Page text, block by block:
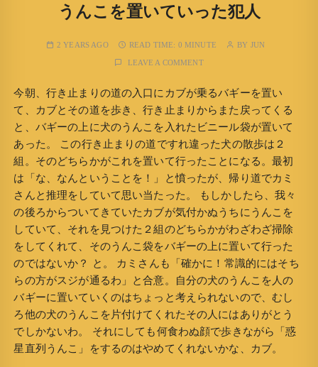
うんこを置いていった犯人
2 YEARS AGO READ TIME: 0 MINUTE BY JUN
LEAVE A COMMENT
今朝、行き止まりの道の入口にカブが乗るバギーを置い
て、カブとその道を歩き、行き止まりからまた戻ってくる
と、バギーの上に犬のうんこを入れたビニール袋が置いて
あった。 この行き止まりの道ですれ違った犬の散歩は２
組。そのどちらかがこれを置いて行ったことになる。最初
は「な、なんということを！」と憤ったが、帰り道でカミ
さんと推理をしていて思い当たった。 もしかしたら、我々
の後ろからついてきていたカブが気付かぬうちにうんこを
していて、それを見つけた２組のどちらかがわざわざ掃除
をしてくれて、そのうんこ袋をバギーの上に置いて行った
のではないか？ と。 カミさんも「確かに！常識的にはそち
らの方がスジが通るわ」と合意。自分の犬のうんこを人の
バギーに置いていくのはちょっと考えられないので、むし
ろ他の犬のうんこを片付けてくれたその人にはありがとう
でしかないわ。 それにしても何食わぬ顔で歩きながら「惑
星直列うんこ」をするのはやめてくれないかな、カブ。